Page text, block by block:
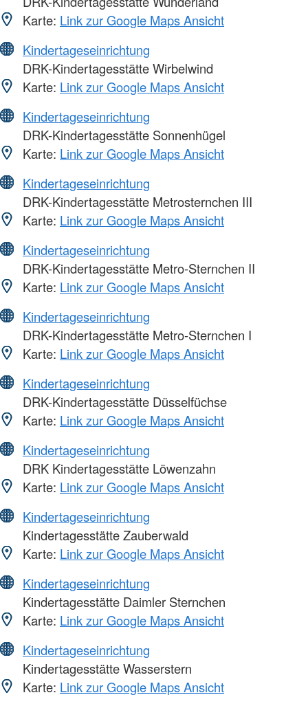
Karte: Link zur Google Maps Ansicht
Kindertageseinrichtung
DRK-Kindertagesstätte Wirbelwind
Karte: Link zur Google Maps Ansicht
Kindertageseinrichtung
DRK-Kindertagesstätte Sonnenhügel
Karte: Link zur Google Maps Ansicht
Kindertageseinrichtung
DRK-Kindertagesstätte Metrosternchen III
Karte: Link zur Google Maps Ansicht
Kindertageseinrichtung
DRK-Kindertagesstätte Metro-Sternchen II
Karte: Link zur Google Maps Ansicht
Kindertageseinrichtung
DRK-Kindertagesstätte Metro-Sternchen I
Karte: Link zur Google Maps Ansicht
Kindertageseinrichtung
DRK-Kindertagesstätte Düsselfüchse
Karte: Link zur Google Maps Ansicht
Kindertageseinrichtung
DRK Kindertagesstätte Löwenzahn
Karte: Link zur Google Maps Ansicht
Kindertageseinrichtung
Kindertagesstätte Zauberwald
Karte: Link zur Google Maps Ansicht
Kindertageseinrichtung
Kindertagesstätte Daimler Sternchen
Karte: Link zur Google Maps Ansicht
Kindertageseinrichtung
Kindertagesstätte Wasserstern
Karte: Link zur Google Maps Ansicht